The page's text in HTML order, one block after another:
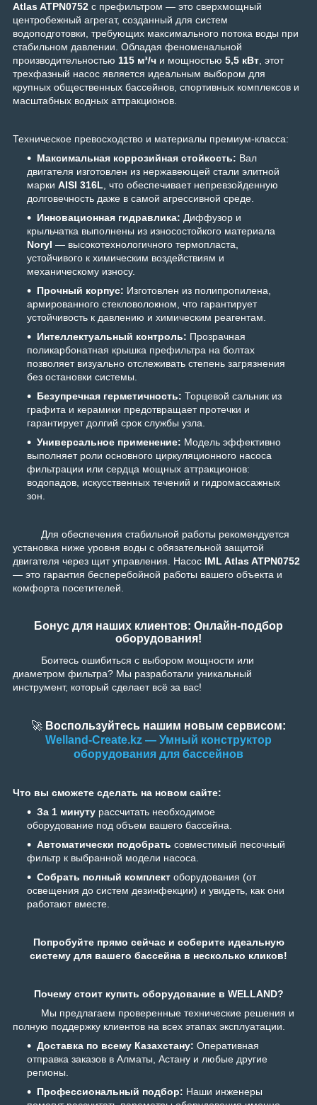
Atlas ATPN0752 с префильтром — это сверхмощный
центробежный агрегат, созданный для систем
водоподготовки, требующих максимального потока воды при
стабильном давлении. Обладая феноменальной
производительностью 115 м³/ч и мощностью 5,5 кВт, этот
трехфазный насос является идеальным выбором для
крупных общественных бассейнов, спортивных комплексов и
масштабных водных аттракционов.
Техническое превосходство и материалы премиум-класса:
Максимальная коррозийная стойкость: Вал
двигателя изготовлен из нержавеющей стали элитной
марки AISI 316L, что обеспечивает непревзойденную
долговечность даже в самой агрессивной среде.
Инновационная гидравлика: Диффузор и
крыльчатка выполнены из износостойкого материала
Noryl — высокотехнологичного термопласта,
устойчивого к химическим воздействиям и
механическому износу.
Прочный корпус: Изготовлен из полипропилена,
армированного стекловолокном, что гарантирует
устойчивость к давлению и химическим реагентам.
Интеллектуальный контроль: Прозрачная
поликарбонатная крышка префильтра на болтах
позволяет визуально отслеживать степень загрязнения
без остановки системы.
Безупречная герметичность: Торцевой сальник из
графита и керамики предотвращает протечки и
гарантирует долгий срок службы узла.
Универсальное применение: Модель эффективно
выполняет роли основного циркуляционного насоса
фильтрации или сердца мощных аттракционов:
водопадов, искусственных течений и гидромассажных
зон.
Для обеспечения стабильной работы рекомендуется
установка ниже уровня воды с обязательной защитой
двигателя через щит управления. Насос IML Atlas ATPN0752
— это гарантия бесперебойной работы вашего объекта и
комфорта посетителей.
Бонус для наших клиентов: Онлайн-подбор
оборудования!
Боитесь ошибиться с выбором мощности или
диаметром фильтра? Мы разработали уникальный
инструмент, который сделает всё за вас!
🚀 Воспользуйтесь нашим новым сервисом:
Welland-Create.kz — Умный конструктор
оборудования для бассейнов
Что вы сможете сделать на новом сайте:
За 1 минуту рассчитать необходимое
оборудование под объем вашего бассейна.
Автоматически подобрать совместимый песочный
фильтр к выбранной модели насоса.
Собрать полный комплект оборудования (от
освещения до систем дезинфекции) и увидеть, как они
работают вместе.
Попробуйте прямо сейчас и соберите идеальную
систему для вашего бассейна в несколько кликов!
Почему стоит купить оборудование в WELLAND?
Мы предлагаем проверенные технические решения и
полную поддержку клиентов на всех этапах эксплуатации.
Доставка по всему Казахстану: Оперативная
отправка заказов в Алматы, Астану и любые другие
регионы.
Профессиональный подбор: Наши инженеры